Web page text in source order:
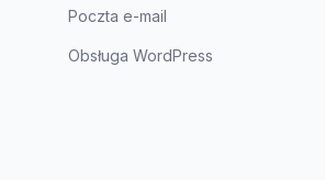
Poczta e-mail
Obsługa WordPress